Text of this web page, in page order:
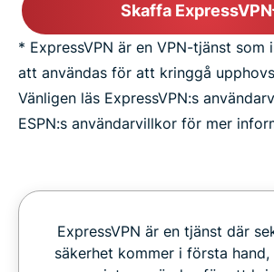
Skaffa ExpressVPN
* ExpressVPN är en VPN-tjänst som
att användas för att kringgå
Vänligen läs ExpressVPN:s
ESPN:s användarvillkor för mer
ExpressVPN är en tjänst där
säkerhet kommer i första